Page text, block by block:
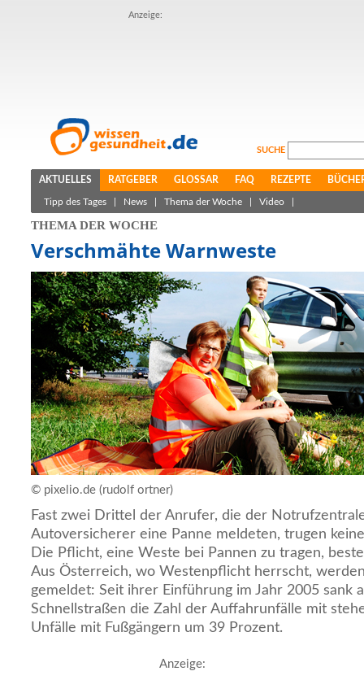
Anzeige:
SUCHE
AKTUELLES RATGEBER GLOSSAR FAQ REZEPTE
Tipp des Tages News Thema der Woche Video
THEMA DER WOCHE
Verschmähte Warnweste
© pixelio.de (rudolf ortner)
Fast zwei Drittel der Anrufer, die der
Autoversicherer eine Panne meldeten, trugen
Die Pflicht, eine Weste bei Pannen zu tragen,
Aus Österreich, wo Westenpflicht herrscht,
gemeldet: Seit ihrer Einführung im Jahr 2005 sank
Schnellstraßen die Zahl der Auffahrunfälle mit
Unfälle mit Fußgängern um 39 Prozent.
Anzeige: